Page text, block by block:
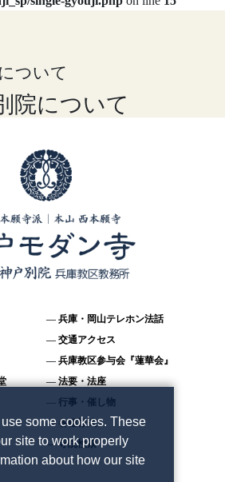
兵庫・岡山テレホン法話
交通アクセス
兵庫教区参与会『蓮華会』
法要・法座
行事・催し物
各種様式
寺院検索
some cookies. These
site to work properly
about how our site